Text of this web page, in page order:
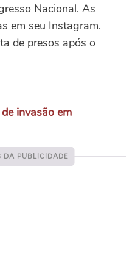
Nacional. As
em seu Instagram.
de presos após o
invasão em